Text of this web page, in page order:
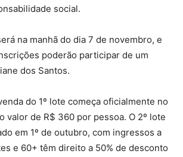
social.
na manhã do dia 7 de novembro, e
poderão participar de um
dos Santos.
do 1º lote começa oficialmente no
valor de R$ 360 por pessoa. O 2º lote
em 1º de outubro, com ingressos a
e 60+ têm direito a 50% de desconto